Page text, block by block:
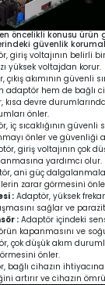
öncelikli konusu
güvenlik
giriş voltajının belirli
yüksek voltajdan korur.
akımının güvenli
adaptör hem de bağlı
kısa devre
önler.
iç sıcaklığının güvenli
önler ve güvenliği
giriş voltajının çok
yardımcı olur.
ani güç
zarar görmesini
: Adaptör, yüksek
sağlar ve
: Adaptör içindeki
kapanmasını ve
çok düşük akım
önler.
bağlı cihazın ihtiyacına
artırır ve cihazın